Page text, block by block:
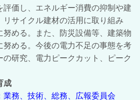
評価し、エネルギー消費の抑制や建
リサイクル建材の活用に取り組み
める。
また、防災設備等、建築物
める。 今後の電力不足の事態を考
研究、電力ピークカット、ピーク
成
業務、技術、総務、広報委員会